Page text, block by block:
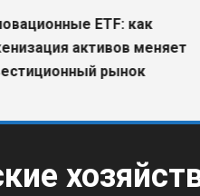
ETF: как
активов меняет
рынок